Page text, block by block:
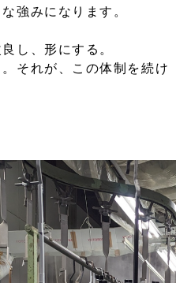
強みになります。
し、形にする。
それが、この体制を続け